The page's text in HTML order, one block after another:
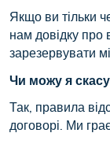
Якщо ви тільки
нам довідку
зарезервувати
Чи можу я
Так, правила
договорі. Ми